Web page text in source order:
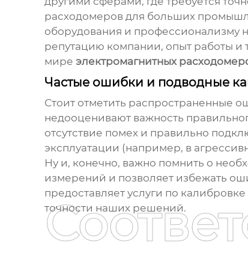
расходомеров для больших
оборудования и профессионализму
репутацию компании, опыт работы и
мире электромагнитных
Частые ошибки и подводные
Стоит отметить распространенные
недооценивают важность
отсутствие помех и правильно
эксплуатации (например, в
Ну и, конечно, важно помнить о
измерений и позволяет избежать
предоставляет услуги по
точности наших решений.